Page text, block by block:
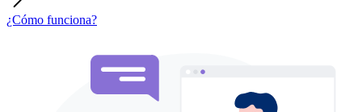
¿Cómo funciona?